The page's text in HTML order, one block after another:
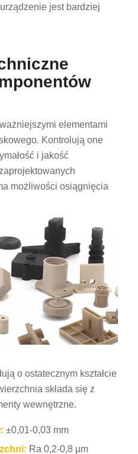
jest bardziej
elementami
Kontrolują one
i jakość
możliwości osiągnięcia
o ostatecznym kształcie
składa się z
wewnętrzne.
±0,01-0,03 mm
Ra 0,2-0,8 µm